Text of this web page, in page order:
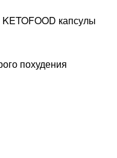
KETOFOOD капсулы